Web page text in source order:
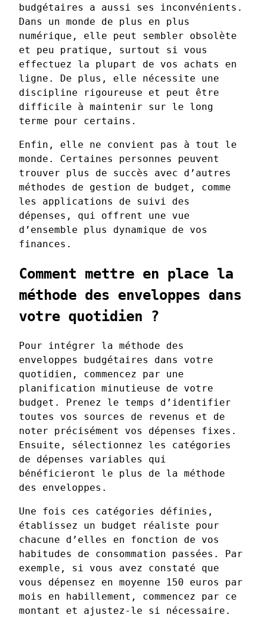
budgétaires a aussi ses inconvénients.
Dans un monde de plus en plus
numérique, elle peut sembler obsolète
et peu pratique, surtout si vous
effectuez la plupart de vos achats en
ligne. De plus, elle nécessite une
discipline rigoureuse et peut être
difficile à maintenir sur le long
terme pour certains.
Enfin, elle ne convient pas à tout le
monde. Certaines personnes peuvent
trouver plus de succès avec d’autres
méthodes de gestion de budget, comme
les applications de suivi des
dépenses, qui offrent une vue
d’ensemble plus dynamique de vos
finances.
Comment mettre en place la
méthode des enveloppes dans
votre quotidien ?
Pour intégrer la méthode des
enveloppes budgétaires dans votre
quotidien, commencez par une
planification minutieuse de votre
budget. Prenez le temps d’identifier
toutes vos sources de revenus et de
noter précisément vos dépenses fixes.
Ensuite, sélectionnez les catégories
de dépenses variables qui
bénéficieront le plus de la méthode
des enveloppes.
Une fois ces catégories définies,
établissez un budget réaliste pour
chacune d’elles en fonction de vos
habitudes de consommation passées. Par
exemple, si vous avez constaté que
vous dépensez en moyenne 150 euros par
mois en habillement, commencez par ce
montant et ajustez-le si nécessaire.